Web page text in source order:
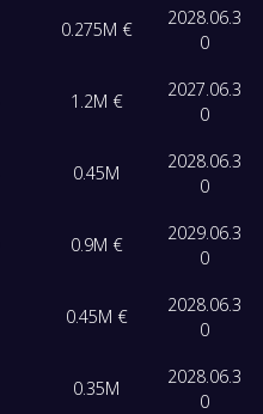
0.275M €
2028.06.3
0
1.2M €
2027.06.3
0
0.45M
2028.06.3
0
0.9M €
2029.06.3
0
0.45M €
2028.06.3
0
0.35M
2028.06.3
0